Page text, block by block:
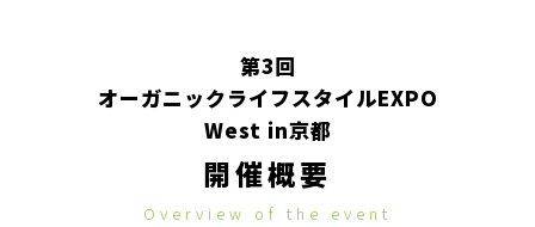
第3回
オーガニックライフスタイルEXPO
West in京都
開催概要
Overview of the event